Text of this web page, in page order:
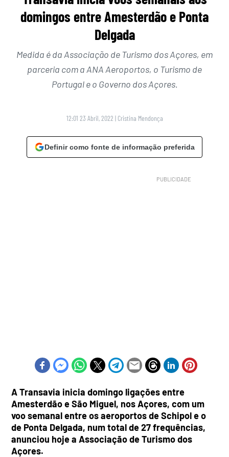
domingos entre Amesterdão e Ponta
Delgada
Medida é da Associação de Turismo dos Açores, em
parceria com a ANA Aeroportos, o Turismo de
Portugal e o Governo dos Açores.
12:01 23 Abril, 2022 | Cristina Mendonça
Definir como fonte de informação preferida
A Transavia inicia domingo ligações entre
Amesterdão e São Miguel, nos Açores, com um
voo semanal entre os aeroportos de Schipol e o
de Ponta Delgada, num total de 27 frequências,
anunciou hoje a Associação de Turismo dos
Açores.